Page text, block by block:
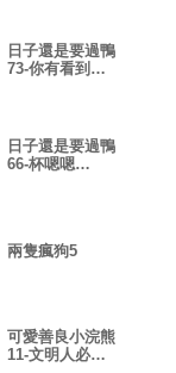
日子還是要過鴨
73-你有看到我
日子還是要過鴨
66-杯嗯嗯
兩隻瘋狗5
可愛善良小浣熊
11-文明人必修